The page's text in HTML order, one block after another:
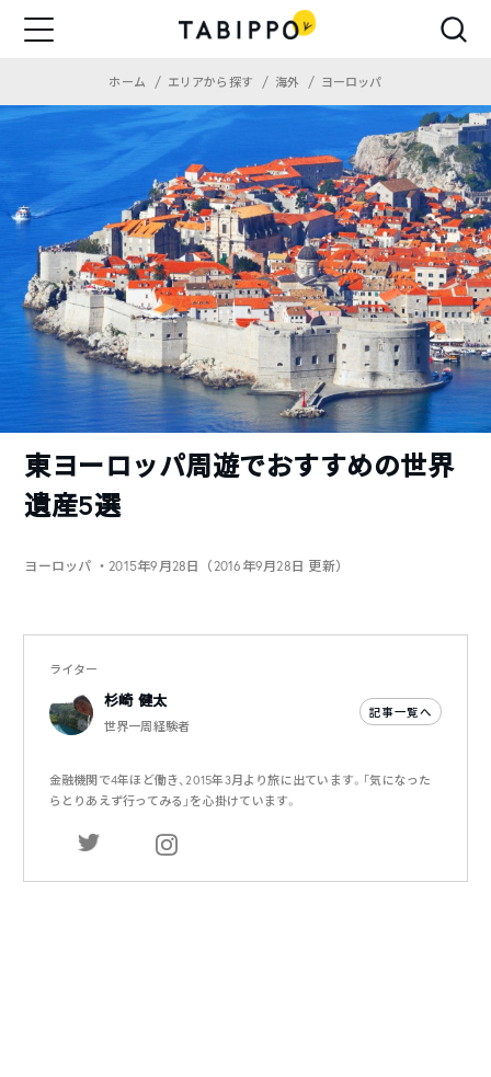
ホーム エリアから探す 海外 ヨーロッパ
東ヨーロッパ周遊でおすすめの世界
遺産5選
ヨーロッパ ・2015年9月28日（2016年9月28日 更新）
ライター
杉崎 健太
世界一周経験者
記事一覧へ
金融機関で4年ほど働き、2015年3月より旅に出ています。「気になった
らとりあえず行ってみる」を心掛けています。